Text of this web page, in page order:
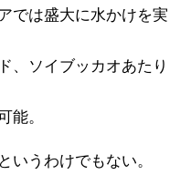
では盛大に水かけを実
、ソイブッカオあたり
能。
いうわけでもない。